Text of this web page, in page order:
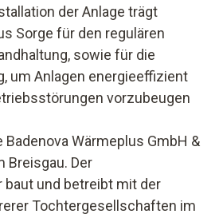
der Anlage trägt
Sorge für den regulären
sowie für die
um Anlagen energieeffizient
vorzubeugen
Wärmeplus GmbH &
Breisgau. Der
und betreibt mit der
Tochtergesellschaften im